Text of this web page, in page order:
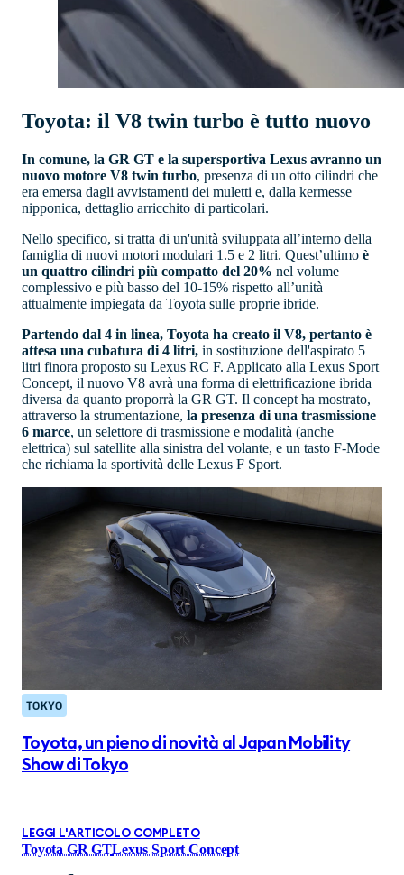
Toyota: il V8 twin turbo è tutto nuovo
In comune, la GR GT e la supersportiva Lexus avranno un
nuovo motore V8 twin turbo, presenza di un otto cilindri che
era emersa dagli avvistamenti dei muletti e, dalla kermesse
nipponica, dettaglio arricchito di particolari.
Nello specifico, si tratta di un'unità sviluppata all’interno della
famiglia di nuovi motori modulari 1.5 e 2 litri. Quest’ultimo è
un quattro cilindri più compatto del 20% nel volume
complessivo e più basso del 10-15% rispetto all’unità
attualmente impiegata da Toyota sulle proprie ibride.
Partendo dal 4 in linea, Toyota ha creato il V8, pertanto è
attesa una cubatura di 4 litri, in sostituzione dell'aspirato 5
litri finora proposto su Lexus RC F. Applicato alla Lexus Sport
Concept, il nuovo V8 avrà una forma di elettrificazione ibrida
diversa da quanto proporrà la GR GT. Il concept ha mostrato,
attraverso la strumentazione, la presenza di una trasmissione
6 marce, un selettore di trasmissione e modalità (anche
elettrica) sul satellite alla sinistra del volante, e un tasto F-Mode
che richiama la sportività delle Lexus F Sport.
TOKYO
Toyota, un pieno di novità al Japan Mobility
Show di Tokyo
LEGGI L'ARTICOLO COMPLETO
Toyota GR GTLexus Sport Concept